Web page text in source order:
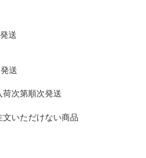
送
送
次第順次発送
いただけない商品